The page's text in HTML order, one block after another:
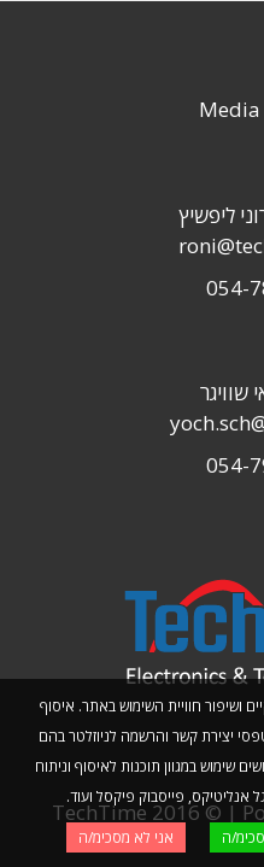
ושיפור חוויית השימוש באתר. איסוף
יצירת קשר והרשמה לניוזלטר בהם
שימוש במגוון תוכנות לאיסוף וניתוח
אנליטיקס, פייסבוק פיקסל ועוד.
ה אני לא מסכימ/ה
ליפשיץ
054-
שוויגר
054-
TechTime 2016 © |